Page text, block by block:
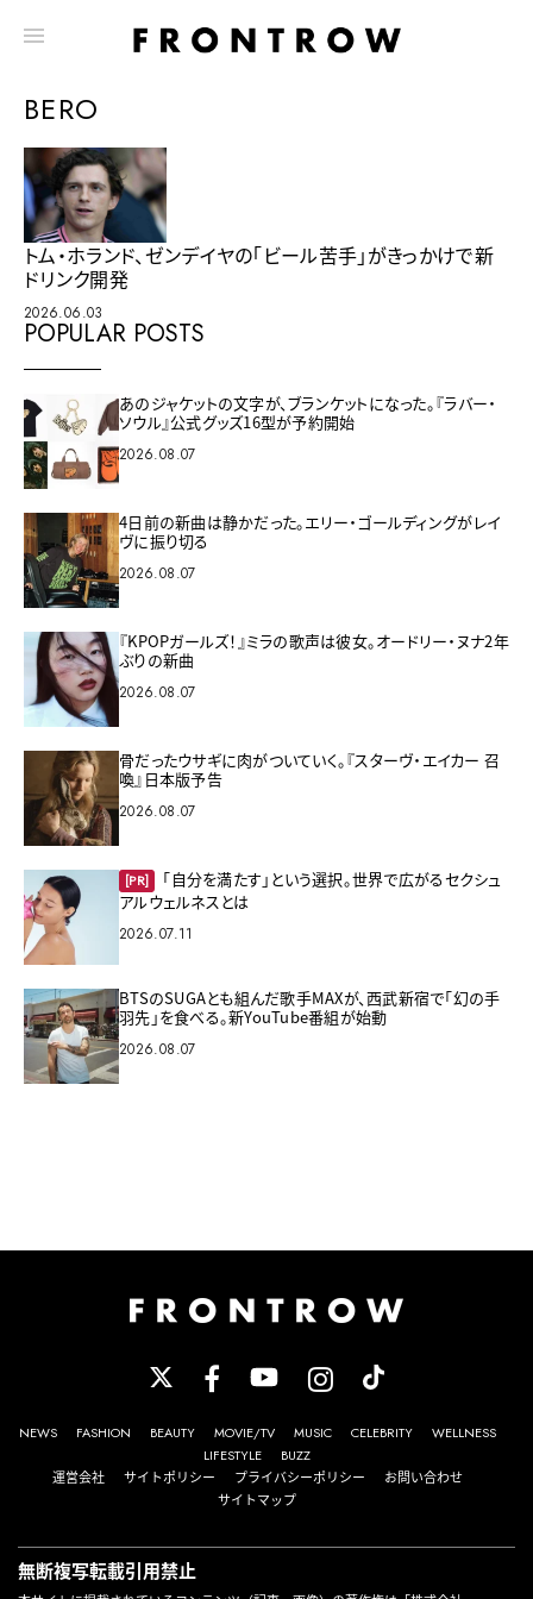
BERO
トム・ホランド、ゼンデイヤの「ビール苦手」がきっかけで新
ドリンク開発
2026.06.03
POPULAR POSTS
あのジャケットの文字が、ブランケットになった。『ラバー・
ソウル』公式グッズ16型が予約開始
2026.08.07
4日前の新曲は静かだった。エリー・ゴールディングがレイ
ヴに振り切る
2026.08.07
『KPOPガールズ！』ミラの歌声は彼女。オードリー・ヌナ2年
ぶりの新曲
2026.08.07
骨だったウサギに肉がついていく。『スターヴ・エイカー 召
喚』日本版予告
2026.08.07
[PR]
「自分を満たす」という選択。世界で広がるセクシュ
アルウェルネスとは
2026.07.11
BTSのSUGAとも組んだ歌手MAXが、西武新宿で「幻の手
羽先」を食べる。新YouTube番組が始動
2026.08.07
NEWS FASHION BEAUTY MOVIE/TV MUSIC CELEBRITY
WELLNESS
LIFESTYLE
BUZZ
運営会社
サイトポリシー プライバシーポリシー
お問い合わせ
サイトマップ
無断複写転載引用禁止